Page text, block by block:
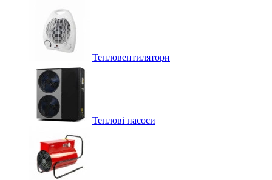
Тепловентилятори
Теплові насоси